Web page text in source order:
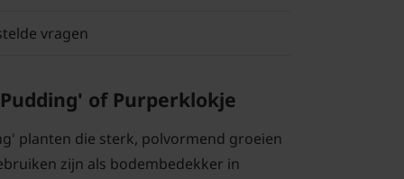
vragen
of Purperklokje
planten die sterk, polvormend groeien
zijn als bodembedekker in